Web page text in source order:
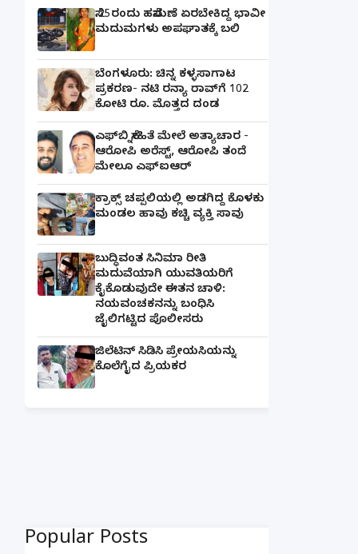
ಸೆ.25ರಂದು ಹಸೆಮಣೆ ಏರಬೇಕಿದ್ದ ಭಾವೀ
ಮದುಮಗಳು ಅಪಘಾತಕ್ಕೆ ಬಲಿ
ಬೆಂಗಳೂರು: ಚಿನ್ನ ಕಳ್ಳಸಾಗಾಟ
ಪ್ರಕರಣ- ನಟಿ ರನ್ಯಾ ರಾವ್‌ಗೆ 102
ಕೋಟಿ ರೂ. ಮೊತ್ತದ ದಂಡ
ಎಫ್‌ಬಿ ಸ್ನೇಹಿತೆ ಮೇಲೆ ಅತ್ಯಾಚಾರ -
ಆರೋಪಿ ಅರೆಸ್ಟ್, ಆರೋಪಿ ತಂದೆ
ಮೇಲೂ ಎಫ್ಐಆರ್
ಕ್ರಾಕ್ಸ್ ಚಪ್ಪಲಿಯಲ್ಲಿ ಅಡಗಿದ್ದ ಕೊಳಕು
ಮಂಡಲ ಹಾವು ಕಚ್ಚಿ ವ್ಯಕ್ತಿ ಸಾವು
ಬುದ್ಧಿವಂತ ಸಿನಿಮಾ ರೀತಿ
ಮದುವೆಯಾಗಿ ಯುವತಿಯರಿಗೆ
ಕೈಕೊಡುವುದೇ ಈತನ ಚಾಳಿ:
ನಯವಂಚಕನನ್ನು ಬಂಧಿಸಿ
ಜೈಲಿಗಟ್ಟಿದ ಪೊಲೀಸರು
ಜಿಲೆಟಿನ್ ಸಿಡಿಸಿ ಪ್ರೇಯಸಿಯನ್ನು
ಕೊಲೆಗೈದ ಪ್ರಿಯಕರ
Popular Posts